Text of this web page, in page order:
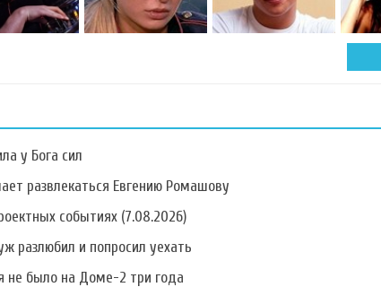
Чуева Фото Олега Панова
у Бога сил
развлекаться Евгению Ромашову
событиях (7.08.2026)
разлюбил и попросил уехать
не было на Доме-2 три года